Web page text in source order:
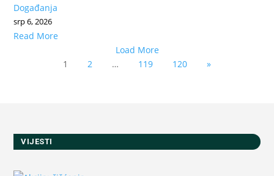
Događanja
srp 6, 2026
Read More
Load More
1
2 … 119 120 »
VIJESTI